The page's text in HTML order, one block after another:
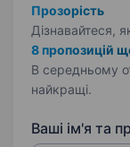
Прозорість
Дізнавайтеся,
8 пропозицій
В середньому
найкращі.
Ваші ім'я та